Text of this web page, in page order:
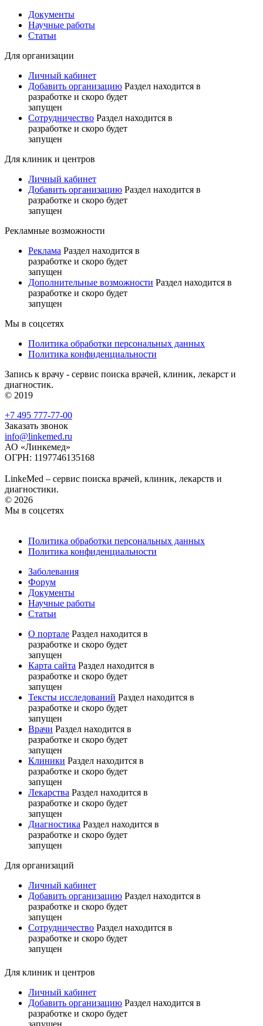
Документы
Научные работы
Статьи
Для организации
Личный кабинет
Добавить организацию Раздел находится в
разработке и скоро будет
запущен
Сотрудничество Раздел находится в
разработке и скоро будет
запущен
Для клиник и центров
Личный кабинет
Добавить организацию Раздел находится в
разработке и скоро будет
запущен
Рекламные возможности
Реклама Раздел находится в
разработке и скоро будет
запущен
Дополнительные возможности Раздел находится в
разработке и скоро будет
запущен
Мы в соцсетях
Политика обработки персональных данных
Политика конфиденциальности
Запись к врачу - сервис поиска врачей, клиник, лекарст и
диагностик.
© 2019
+7 495 777-77-00
Заказать звонок
info@linkemed.ru
АО «Линкемед»
ОГРН: 1197746135168
LinkeMed – сервис поиска врачей, клиник, лекарств и
диагностики.
© 2026
Мы в соцсетях
Политика обработки персональных данных
Политика конфиденциальности
Заболевания
Форум
Документы
Научные работы
Статьи
О портале Раздел находится в
разработке и скоро будет
запущен
Карта сайта Раздел находится в
разработке и скоро будет
запущен
Тексты исследований Раздел находится в
разработке и скоро будет
запущен
Врачи Раздел находится в
разработке и скоро будет
запущен
Клиники Раздел находится в
разработке и скоро будет
запущен
Лекарства Раздел находится в
разработке и скоро будет
запущен
Диагностика Раздел находится в
разработке и скоро будет
запущен
Для организаций
Личный кабинет
Добавить организацию Раздел находится в
разработке и скоро будет
запущен
Сотрудничество Раздел находится в
разработке и скоро будет
запущен
Для клиник и центров
Личный кабинет
Добавить организацию Раздел находится в
разработке и скоро будет
запущен